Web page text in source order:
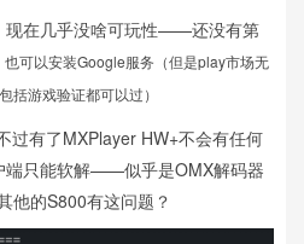
现在几乎没啥可玩性——还没有第
可以安装Google服务（但是play市场无
括游戏验证都可以过）
过有了MXPlayer HW+不会有任何
端只能软解——似乎是OMX解码器
他的S800有这问题？